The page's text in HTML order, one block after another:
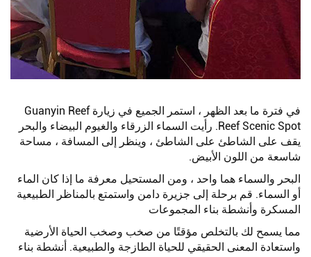
في فترة ما بعد الظهر ، استمر الجميع في زيارة Guanyin Reef
Reef Scenic Spot. رأيت السماء الزرقاء والغيوم البيضاء والبحر
يقف على الشاطئ على الشاطئ ، وينظر إلى المسافة ، مساحة
شاسعة من اللون الأبيض.
البحر والسماء هما واحد ، ومن المستحيل معرفة ما إذا كان الماء
أو السماء. قم برحلة إلى جزيرة دامن واستمتع بالمناظر الطبيعية
المسكرة وأنشطة بناء المجموعات
مما يسمح لك بالتخلص مؤقتًا من صخب وصخب الحياة الأرضية
واستعادة المعنى الحقيقي للحياة الطازجة والطبيعية. أنشطة بناء